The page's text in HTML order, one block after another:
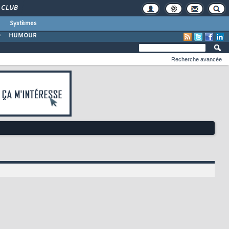
CLUB
Systèmes
HUMOUR
Recherche avancée